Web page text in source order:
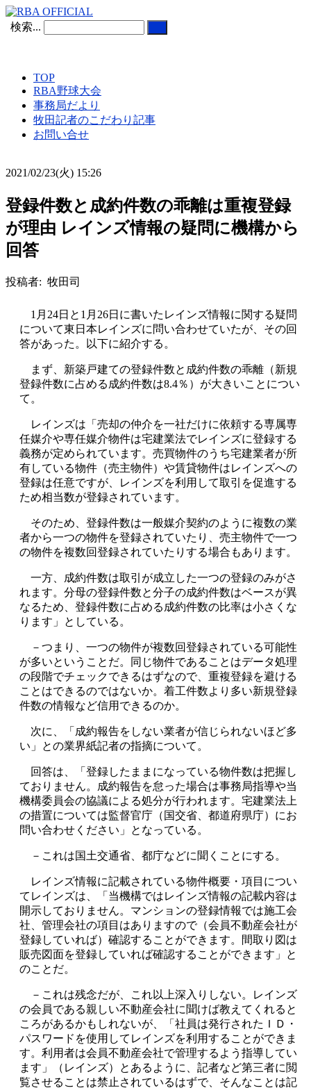
検索...
TOP
RBA野球大会
事務局だより
牧田記者のこだわり記事
お問い合せ
2021/02/23(火) 15:26
登録件数と成約件数の乖離は重複登録
が理由 レインズ情報の疑問に機構から
回答
投稿者: 牧田司
1月24日と1月26日に書いたレインズ情報に関する疑問
について東日本レインズに問い合わせていたが、その回
答があった。以下に紹介する。
まず、新築戸建ての登録件数と成約件数の乖離（新規
登録件数に占める成約件数は8.4％）が大きいことについ
て。
レインズは「売却の仲介を一社だけに依頼する専属専
任媒介や専任媒介物件は宅建業法でレインズに登録する
義務が定められています。売買物件のうち宅建業者が所
有している物件（売主物件）や賃貸物件はレインズへの
登録は任意ですが、レインズを利用して取引を促進する
ため相当数が登録されています。
そのため、登録件数は一般媒介契約のように複数の業
者から一つの物件を登録されていたり、売主物件で一つ
の物件を複数回登録されていたりする場合もあります。
一方、成約件数は取引が成立した一つの登録のみがさ
れます。分母の登録件数と分子の成約件数はベースが異
なるため、登録件数に占める成約件数の比率は小さくな
ります」としている。
－つまり、一つの物件が複数回登録されている可能性
が多いということだ。同じ物件であることはデータ処理
の段階でチェックできるはずなので、重複登録を避ける
ことはできるのではないか。着工件数より多い新規登録
件数の情報など信用できるのか。
次に、「成約報告をしない業者が信じられないほど多
い」との業界紙記者の指摘について。
回答は、「登録したままになっている物件数は把握し
ておりません。成約報告を怠った場合は事務局指導や当
機構委員会の協議による処分が行われます。宅建業法上
の措置については監督官庁（国交省、都道府県庁）にお
問い合わせください」となっている。
－これは国土交通省、都庁などに聞くことにする。
レインズ情報に記載されている物件概要・項目につい
てレインズは、「当機構ではレインズ情報の記載内容は
開示しておりません。マンションの登録情報では施工会
社、管理会社の項目はありますので（会員不動産会社が
登録していれば）確認することができます。間取り図は
販売図面を登録していれば確認することができます」と
のことだ。
－これは残念だが、これ以上深入りしない。レインズ
の会員である親しい不動産会社に聞けば教えてくれると
ころがあるかもしれないが、「社員は発行されたＩＤ・
パスワードを使用してレインズを利用することができま
す。利用者は会員不動産会社で管理するよう指導してい
ます」（レインズ）とあるように、記者など第三者に閲
覧させることは禁止されているはずで、そんなことは記